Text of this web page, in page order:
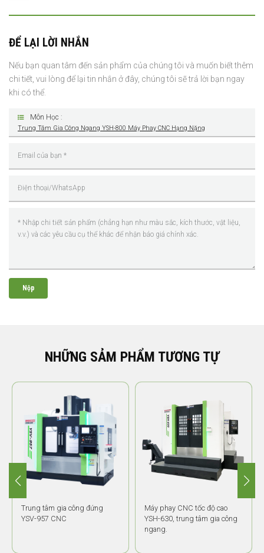
ĐỂ LẠI LỜI NHẮN
Nếu bạn quan tâm đến sản phẩm của chúng tôi và muốn biết thêm
chi tiết, vui lòng để lại tin nhắn ở đây, chúng tôi sẽ trả lời bạn ngay
khi có thể.
Môn Học :
Trung Tâm Gia Công Ngang YSH-800 Máy Phay CNC Hạng Nặng
Nộp
NHỮNG SẢM PHẨM TƯƠNG TỰ
Trung tâm gia công đứng
YSV-957 CNC
Máy phay CNC tốc độ cao
YSH-630, trung tâm gia công
ngang.